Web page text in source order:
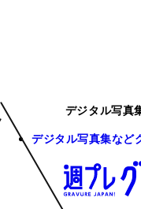
デジタル写真
デジタル写真集など